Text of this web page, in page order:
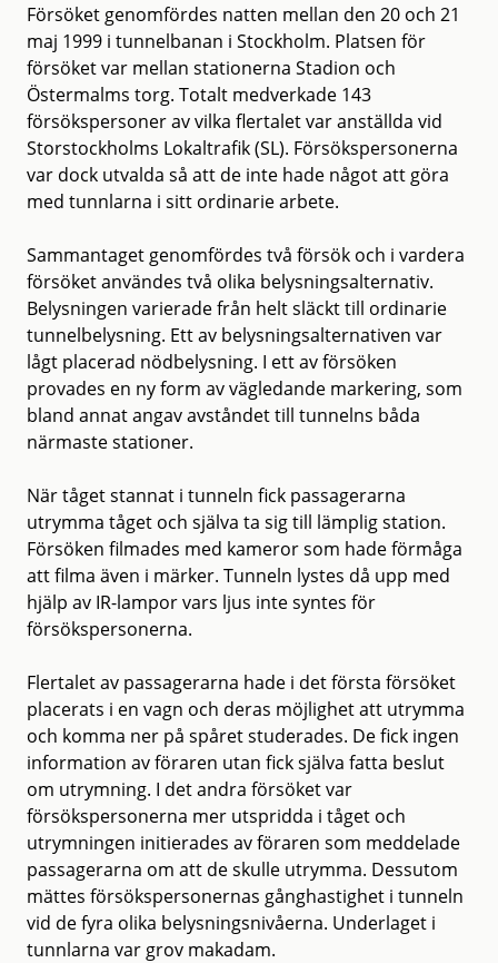
Försöket genomfördes natten mellan den 20 och 21
maj 1999 i tunnelbanan i Stockholm. Platsen för
försöket var mellan stationerna Stadion och
Östermalms torg. Totalt medverkade 143
försökspersoner av vilka flertalet var anställda vid
Storstockholms Lokaltrafik (SL). Försökspersonerna
var dock utvalda så att de inte hade något att göra
med tunnlarna i sitt ordinarie arbete.
Sammantaget genomfördes två försök och i vardera
försöket användes två olika belysningsalternativ.
Belysningen varierade från helt släckt till ordinarie
tunnelbelysning. Ett av belysningsalternativen var
lågt placerad nödbelysning. I ett av försöken
provades en ny form av vägledande markering, som
bland annat angav avståndet till tunnelns båda
närmaste stationer.
När tåget stannat i tunneln fick passagerarna
utrymma tåget och själva ta sig till lämplig station.
Försöken filmades med kameror som hade förmåga
att filma även i märker. Tunneln lystes då upp med
hjälp av IR-lampor vars ljus inte syntes för
försökspersonerna.
Flertalet av passagerarna hade i det första försöket
placerats i en vagn och deras möjlighet att utrymma
och komma ner på spåret studerades. De fick ingen
information av föraren utan fick själva fatta beslut
om utrymning. I det andra försöket var
försökspersonerna mer utspridda i tåget och
utrymningen initierades av föraren som meddelade
passagerarna om att de skulle utrymma. Dessutom
mättes försökspersonernas gånghastighet i tunneln
vid de fyra olika belysningsnivåerna. Underlaget i
tunnlarna var grov makadam.